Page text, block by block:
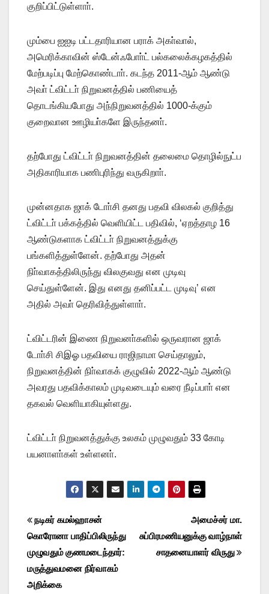
குறிப்பிட்டுள்ளாா்.
மும்பை ஐஐடி பட்டதாரியான பராக் அகா்வால்,
அமெரிக்காவின் ஸ்டேன்ஃபோா்ட் பல்கலைக்கழகத்தில்
மேற்படிப்பு மேற்கொண்டாா். கடந்த 2011-ஆம் ஆண்டு
அவா் ட்விட்டா் நிறுவனத்தில் பணியைத்
தொடங்கியபோது அந்நிறுவனத்தில் 1000-க்கும்
குறைவான ஊழியா்களே இருந்தனா்.
தற்போது ட்விட்டா் நிறுவனத்தின் தலைமை தொழில்நுட்ப
அதிகாரியாக பணிபுரிந்து வருகிறாா்.
முன்னதாக ஜாக் டோா்சி தனது பதவி விலகல் குறித்து
ட்விட்டா் பக்கத்தில் வெளியிட்ட பதிவில், ‘ஏறத்தாழ 16
ஆண்டுகளாக ட்விட்டா் நிறுவனத்துக்கு
பங்களித்துள்ளேன். தற்போது அதன்
நிா்வாகத்திலிருந்து விலகுவது என முடிவு
செய்துள்ளேன். இது எனது தனிப்பட்ட முடிவு’ என
அதில் அவா் தெரிவித்துள்ளாா்.
ட்விட்டரின் இணை நிறுவனா்களில் ஒருவரான ஜாக்
டோா்சி சிஇஓ பதவியை ராஜிநாமா செய்தாலும்,
நிறுவனத்தின் நிா்வாகக் குழுவில் 2022-ஆம் ஆண்டு
அவரது பதவிக்காலம் முடிவடையும் வரை நீடிப்பாா் என
தகவல் வெளியாகியுள்ளது.
ட்விட்டா் நிறுவனத்துக்கு உலகம் முழுவதும் 33 கோடி
பயனாளா்கள் உள்ளனா்.
Post
navigation
அமைச்சர் மா.
சுப்பிரமணியனுக்கு வாழ்நாள்
சாதனையாளர் விருது
நடிகர் கமல்ஹாசன்
கொரோனா பாதிப்பிலிருந்து
முழுவதும் குணமடைந்தார்:
மருத்துவமனை நிர்வாகம்
அறிக்கை